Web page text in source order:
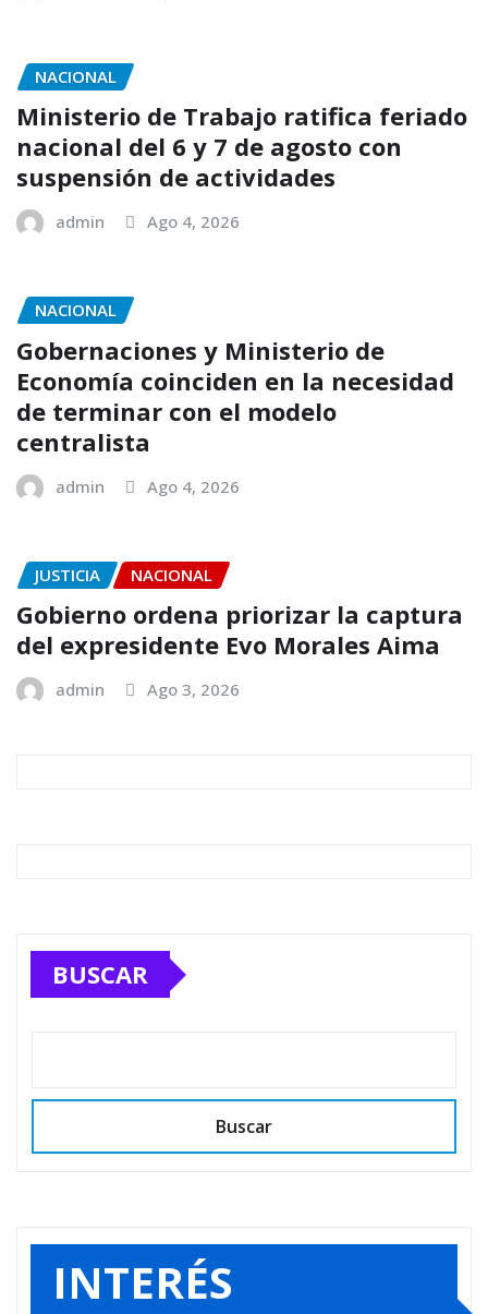
NACIONAL
Ministerio de Trabajo ratifica feriado
nacional del 6 y 7 de agosto con
suspensión de actividades
admin Ago 4, 2026
NACIONAL
Gobernaciones y Ministerio de
Economía coinciden en la necesidad
de terminar con el modelo
centralista
admin Ago 4, 2026
JUSTICIA NACIONAL
Gobierno ordena priorizar la captura
del expresidente Evo Morales Aima
admin Ago 3, 2026
BUSCAR
Buscar
INTERÉS